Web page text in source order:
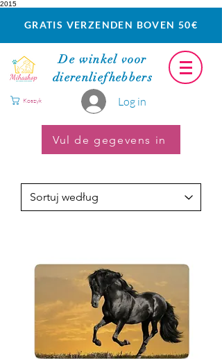
2015
GRATIS VERZENDEN BOVEN 50€
De winkel voor
dierenliefhebbers
Log in
Koszyk
Vul de gegevens in